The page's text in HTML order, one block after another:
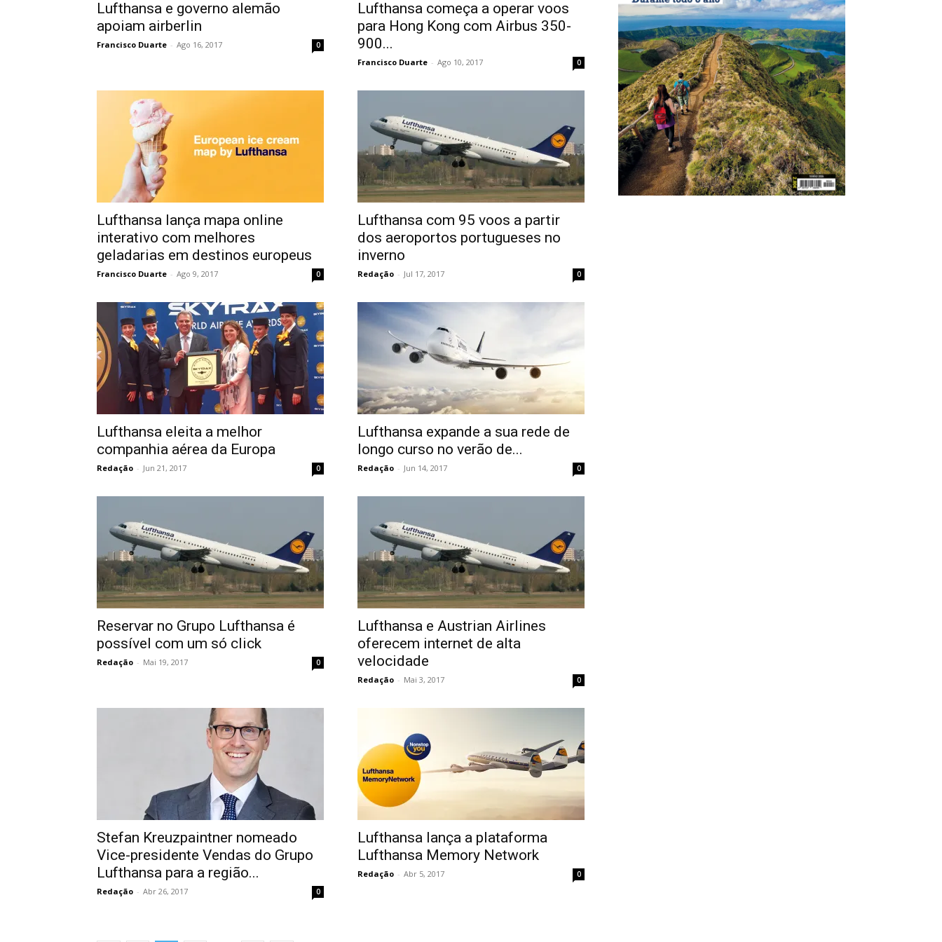
Lufthansa e governo alemão
apoiam airberlin
Francisco Duarte - Ago 16, 2017 0
Lufthansa começa a operar voos
para Hong Kong com Airbus 350-
900...
Francisco Duarte - Ago 10, 2017 0
Lufthansa lança mapa online
interativo com melhores
geladarias em destinos europeus
Francisco Duarte - Ago 9, 2017 0
Lufthansa com 95 voos a partir
dos aeroportos portugueses no
inverno
Redação - Jul 17, 2017 0
Lufthansa eleita a melhor
companhia aérea da Europa
Redação - Jun 21, 2017 0
Lufthansa expande a sua rede de
longo curso no verão de...
Redação - Jun 14, 2017 0
Reservar no Grupo Lufthansa é
possível com um só click
Redação - Mai 19, 2017 0
Lufthansa e Austrian Airlines
oferecem internet de alta
velocidade
Redação - Mai 3, 2017 0
Stefan Kreuzpaintner nomeado
Vice-presidente Vendas do Grupo
Lufthansa para a região...
Redação - Abr 26, 2017 0
Lufthansa lança a plataforma
Lufthansa Memory Network
Redação - Abr 5, 2017 0